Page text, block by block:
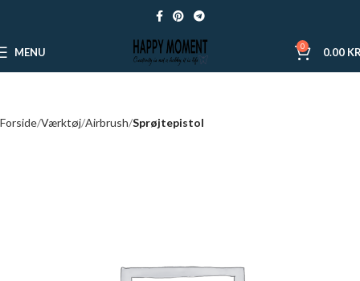
MENU 0 0.00
Forside Værktøj Airbrush Sprøjtepistol